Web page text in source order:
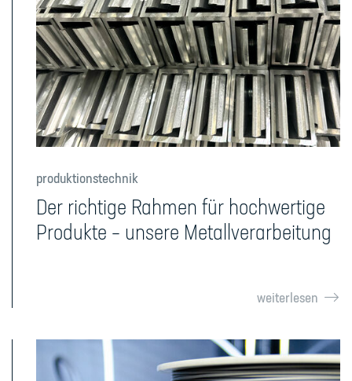
produktionstechnik
Der richtige Rahmen für hochwertige
Produkte – unsere Metallverarbeitung
weiterlesen